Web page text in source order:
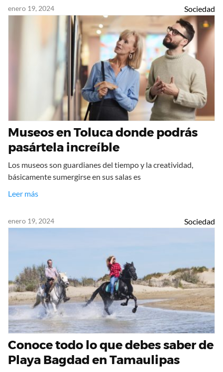
enero 19, 2024 Sociedad
Museos en Toluca donde podrás
pasártela increíble
Los museos son guardianes del tiempo y la creatividad,
básicamente sumergirse en sus salas es
Leer más
enero 19, 2024 Sociedad
Conoce todo lo que debes saber de
Playa Bagdad en Tamaulipas